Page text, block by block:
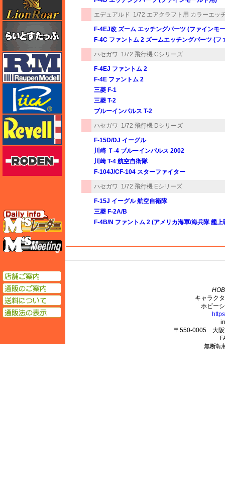
エデュアルド 1/72 エアクラフト用 カラーエッ
F-4EJ改 ズーム エッチングパーツ (ファインモ
F-4C ファントム 2 ズームエッチングパーツ (フ
ハセガワ 1/72 飛行機 Cシリーズ
F-4EJ ファントム 2
F-4E ファントム 2
三菱 F-1
三菱 T-2
ブルーインパルス T-2
ハセガワ 1/72 飛行機 Dシリーズ
F-15D/DJ イーグル
川崎 Ｔ-4 ブルーインパルス 2002
川崎 T-4 航空自衛隊
F-104J/CF-104 スターファイター
ハセガワ 1/72 飛行機 Eシリーズ
F-15J イーグル 航空自衛隊
三菱 F-2A/B
F-4B/N ファントム 2 (アメリカ海軍/海兵隊 艦上
らいとすたっふ
ラウペンモデル
リッチモデル
エムズレーダー
キャラク
ホビー
〒550-0005 大阪
無断転